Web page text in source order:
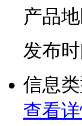
产品
发布
信息
查看